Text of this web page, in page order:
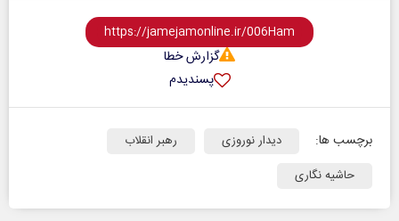
گزارش خطا
پسندیدم
برچسب ها: دیدار نوروزی
رهبر انقلاب
حاشیه نگاری